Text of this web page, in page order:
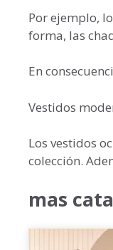
Por ejemplo,
forma, las
En
Vestidos
Los vestidos
colección.
mas